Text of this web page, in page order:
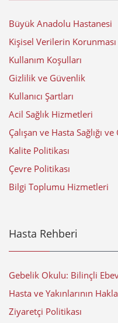
Büyük Anadolu Hastanesi
Kişisel Verilerin
Kullanım Koşulları
Gizlilik ve Güvenlik
Kullanıcı Şartları
Acil Sağlık Hizmetleri
Çalışan ve Hasta Sağlığı
Kalite Politikası
Çevre Politikası
Bilgi Toplumu Hizmetleri
Hasta Rehberi
Gebelik Okulu: Bilinçli
Hasta ve Yakınlarının
Ziyaretçi Politikası